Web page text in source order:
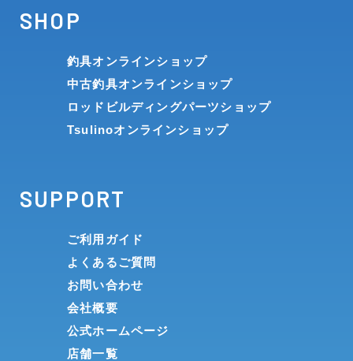
SHOP
釣具オンラインショップ
中古釣具オンラインショップ
ロッドビルディングパーツショップ
Tsulinoオンラインショップ
SUPPORT
ご利用ガイド
よくあるご質問
お問い合わせ
会社概要
公式ホームページ
店舗一覧